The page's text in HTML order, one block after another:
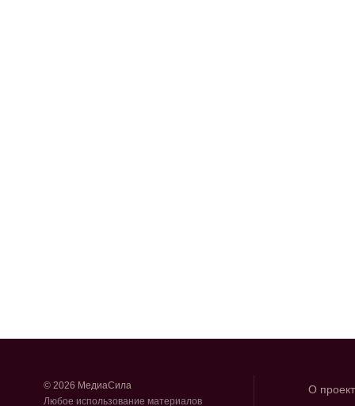
© 2026 МедиаСила
Любое использование материалов
О